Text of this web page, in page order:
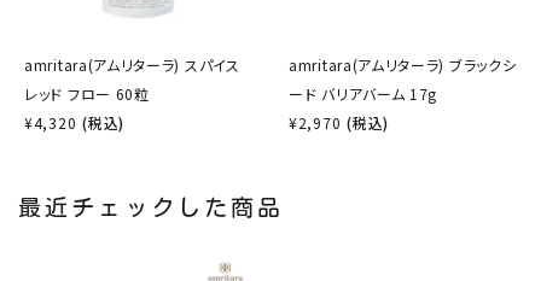
amritara(アムリターラ) スパイス
レッド フロー 60粒
¥4,320 (税込)
amritara(アムリターラ) ブラックシ
ード バリアバーム 17g
¥2,970 (税込)
最近チェックした商品